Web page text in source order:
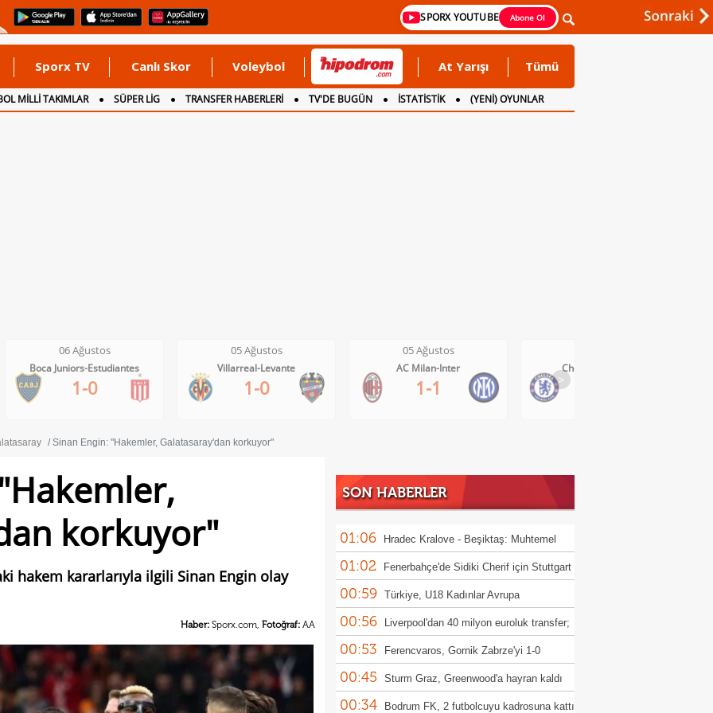
SPORX YOUTUBE Abone Ol
Sporx TV Canlı Skor Voleybol At Yarışı Tümü
MİLLİ TAKIMLAR SÜPER LİG TRANSFER HABERLERİ TV'DE BUGÜN İSTATİSTİK
(YENİ) OYUNLAR
05 Ağustos
Villarreal-Levante
1-0
05 Ağustos
AC Milan-Inter
1-1
05 Ağustos
Chelsea-Juventus
0-1
SSC Napoli-Osasuna
>
Sinan Engin: "Hakemler, Galatasaray'dan korkuyor"
korkuyor"
hakem kararlarıyla ilgili Sinan Engin olay
Haber: Sporx.com, Fotoğraf: AA
SON HABERLER
01:06 Hradec Kralove - Beşiktaş: Muhtemel
11'ler
01:02 Fenerbahçe'de Sidiki Cherif için Stuttgart
iddiası!
00:59 Türkiye, U18 Kadınlar Avrupa
Şampiyonası'nda Sırbistan'a 70-67 yenildi
00:56 Liverpool'dan 40 milyon euroluk transfer;
Victor Munoz
00:53 Ferencvaros, Gornik Zabrze'yi 1-0
mağlup etti
00:45 Sturm Graz, Greenwood'a hayran kaldı
00:34 Bodrum FK, 2 futbolcuyu kadrosuna kattı